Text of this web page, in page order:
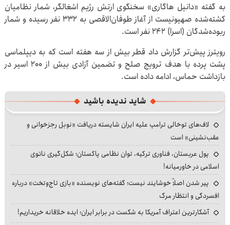
به گفته «دانیل هاگاری» سخنگوی ارتش رژیم اشغالگر، شمار نظامیان
کشته‌شده صهیونیست از آغاز طوفان‌الاقصی به ۳۳۲ نفر رسیده و شمار
ربوده‌شدگان (اسرا) ۲۴۲ نفر است.
رویترز پیش‌تر گزارش داد قطر بیش از سه هفته است که به دیپلماسی
پشت پرده با هدف ترویج صلح و تضمین آزادی بیش از ۲۰۰ اسیر در
بازداشت حماس، ادامه داده است.
شاید ندیده باشید
لاف‌های توخالی ترامپ علیه ایران شایسته دریافت «نوبل رجزخوانی و
عقب‌نشینی» است
پول عربستان، فناوری ترکیه، توان نظامی پاکستان؛ شکل‌گیری ناتوی
اسلامی در خاورمیانه!
پیر شدن اصلاً خوشایند نیست؛ گفته‌های نویسنده «بازی تاج‌وتخت» درباره
افسردگی و انتظار مرگ
آشکارترین اعتراف آمریکا به شکست در برابر ایران؛ ایده خلاقانه خریداریم!